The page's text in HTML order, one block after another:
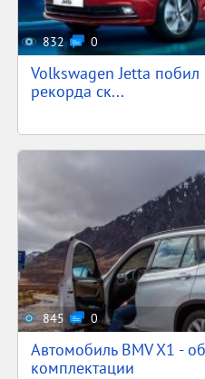
832 0
Volkswagen Jetta побил
рекорда ск...
845 0
Автомобиль BMV X1 -
комплектации